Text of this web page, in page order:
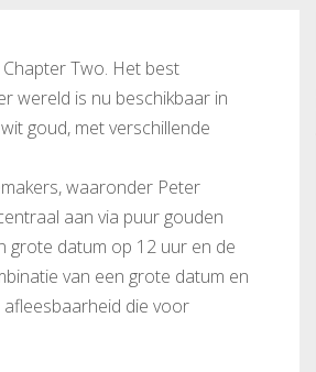
Two. Het best
wereld is nu beschikbaar in
goud, met verschillende
waaronder Peter
aan via puur gouden
grote datum op 12 uur en de
van een grote datum en
die voor